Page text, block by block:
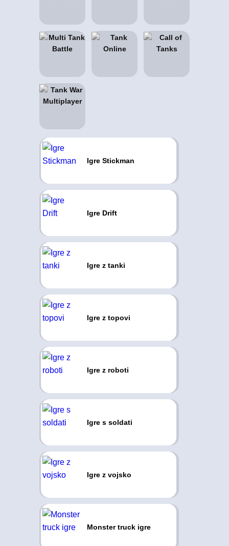
Igre Stickman
Igre Drift
Igre z tanki
Igre z topovi
Igre z roboti
Igre s soldati
Igre z vojsko
Monster truck igre